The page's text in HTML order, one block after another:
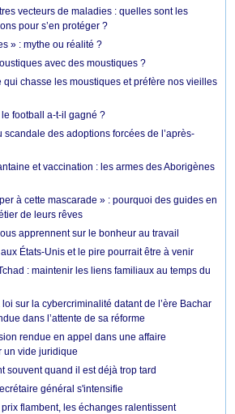
vecteurs de maladies : quelles sont les
pour s’en protéger ?
» : mythe ou réalité ?
avec des moustiques ?
chasse les moustiques et préfère nos vieilles
football a-t-il gagné ?
scandale des adoptions forcées de l’après-
et vaccination : les armes des Aborigènes
à cette mascarade » : pourquoi des guides en
de leurs rêves
apprennent sur le bonheur au travail
États-Unis et le pire pourrait être à venir
: maintenir les liens familiaux au temps du
sur la cybercriminalité datant de l’ère Bachar
dans l’attente de sa réforme
rendue en appel dans une affaire
un vide juridique
souvent quand il est déjà trop tard
général s'intensifie
flambent, les échanges ralentissent